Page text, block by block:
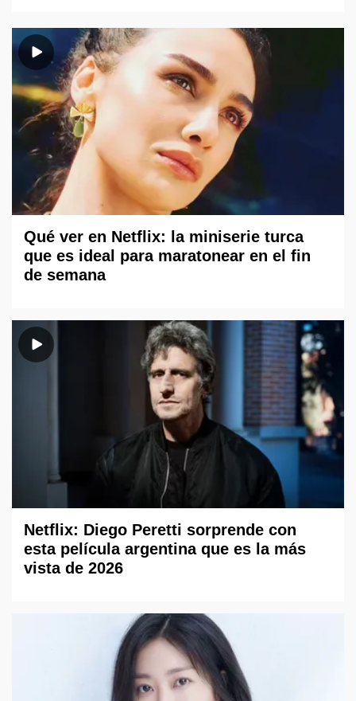
Qué ver en Netflix: la miniserie turca
que es ideal para maratonear en el fin
de semana
Netflix: Diego Peretti sorprende con
esta película argentina que es la más
vista de 2026